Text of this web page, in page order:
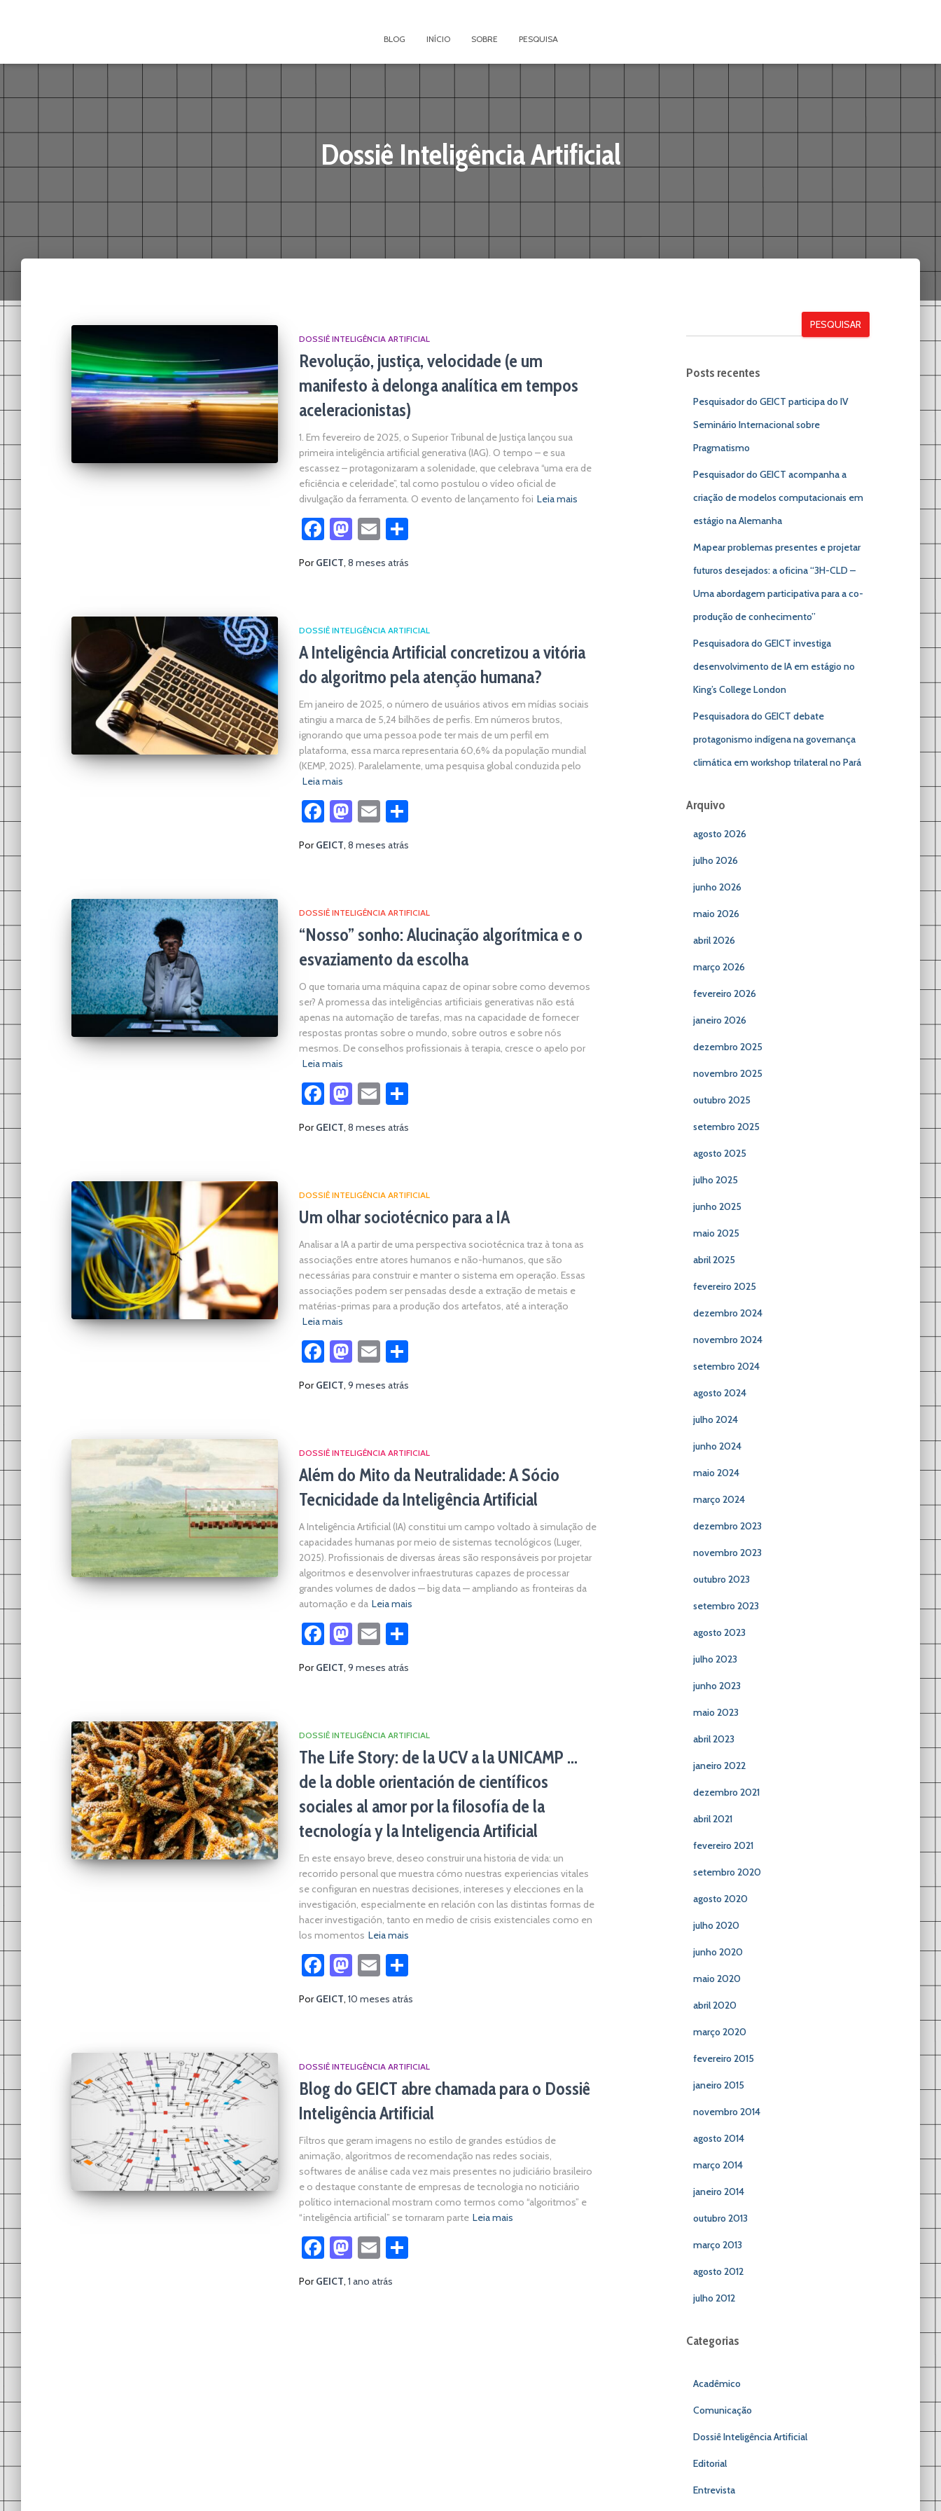
BLOG INÍCIO SOBRE PESQUISA
Dossiê Inteligência Artificial
DOSSIÊ INTELIGÊNCIA ARTIFICIAL
Revolução, justiça, velocidade (e um
manifesto à delonga analítica em tempos
aceleracionistas)
1. Em fevereiro de 2025, o Superior Tribunal de Justiça lançou sua
primeira inteligência artificial generativa (IAG). O tempo – e sua
escassez – protagonizaram a solenidade, que celebrava “uma era de
eficiência e celeridade”, tal como postulou o vídeo oficial de
divulgação da ferramenta. O evento de lançamento foi Leia mais
Facebook
Mastodon
Email
PorGEICT, 8 meses atrás
DOSSIÊ INTELIGÊNCIA ARTIFICIAL
A Inteligência Artificial concretizou a vitória
do algoritmo pela atenção humana?
Em janeiro de 2025, o número de usuários ativos em mídias sociais
atingiu a marca de 5,24 bilhões de perfis. Em números brutos,
ignorando que uma pessoa pode ter mais de um perfil em
plataforma, essa marca representaria 60,6% da população mundial
(KEMP, 2025). Paralelamente, uma pesquisa global conduzida pelo
Leia mais
Facebook
Mastodon
Email
PorGEICT, 8 meses atrás
DOSSIÊ INTELIGÊNCIA ARTIFICIAL
“Nosso” sonho: Alucinação algorítmica e o
esvaziamento da escolha
O que tornaria uma máquina capaz de opinar sobre como devemos
ser? A promessa das inteligências artificiais generativas não está
apenas na automação de tarefas, mas na capacidade de fornecer
respostas prontas sobre o mundo, sobre outros e sobre nós
mesmos. De conselhos profissionais à terapia, cresce o apelo por
Leia mais
Facebook
Mastodon
Email
PorGEICT, 8 meses atrás
DOSSIÊ INTELIGÊNCIA ARTIFICIAL
Um olhar sociotécnico para a IA
Analisar a IA a partir de uma perspectiva sociotécnica traz à tona as
associações entre atores humanos e não-humanos, que são
necessárias para construir e manter o sistema em operação. Essas
associações podem ser pensadas desde a extração de metais e
matérias-primas para a produção dos artefatos, até a interação
Leia mais
Facebook
Mastodon
Email
PorGEICT, 9 meses atrás
DOSSIÊ INTELIGÊNCIA ARTIFICIAL
Além do Mito da Neutralidade: A Sócio
Tecnicidade da Inteligência Artificial
A Inteligência Artificial (IA) constitui um campo voltado à simulação de
capacidades humanas por meio de sistemas tecnológicos (Luger,
2025). Profissionais de diversas áreas são responsáveis por projetar
algoritmos e desenvolver infraestruturas capazes de processar
grandes volumes de dados — big data — ampliando as fronteiras da
automação e da Leia mais
Facebook
Mastodon
Email
PorGEICT, 9 meses atrás
DOSSIÊ INTELIGÊNCIA ARTIFICIAL
The Life Story: de la UCV a la UNICAMP …
de la doble orientación de científicos
sociales al amor por la filosofía de la
tecnología y la Inteligencia Artificial
En este ensayo breve, deseo construir una historia de vida: un
recorrido personal que muestra cómo nuestras experiencias vitales
se configuran en nuestras decisiones, intereses y elecciones en la
investigación, especialmente en relación con las distintas formas de
hacer investigación, tanto en medio de crisis existenciales como en
los momentos Leia mais
Facebook
Mastodon
Email
PorGEICT, 10 meses atrás
DOSSIÊ INTELIGÊNCIA ARTIFICIAL
Blog do GEICT abre chamada para o Dossiê
Inteligência Artificial
Filtros que geram imagens no estilo de grandes estúdios de
animação, algoritmos de recomendação nas redes sociais,
softwares de análise cada vez mais presentes no judiciário brasileiro
e o destaque constante de empresas de tecnologia no noticiário
político internacional mostram como termos como “algoritmos” e
“inteligência artificial” se tornaram parte Leia mais
Facebook
Mastodon
Email
PorGEICT, 1 ano atrás
PESQUISAR
Posts recentes
Pesquisador do GEICT participa do IV
Seminário Internacional sobre
Pragmatismo
Pesquisador do GEICT acompanha a
criação de modelos computacionais em
estágio na Alemanha
Mapear problemas presentes e projetar
futuros desejados: a oficina “3H-CLD –
Uma abordagem participativa para a co-
produção de conhecimento”
Pesquisadora do GEICT investiga
desenvolvimento de IA em estágio no
King’s College London
Pesquisadora do GEICT debate
protagonismo indígena na governança
climática em workshop trilateral no Pará
Arquivo
agosto 2026
julho 2026
junho 2026
maio 2026
abril 2026
março 2026
fevereiro 2026
janeiro 2026
dezembro 2025
novembro 2025
outubro 2025
setembro 2025
agosto 2025
julho 2025
junho 2025
maio 2025
abril 2025
fevereiro 2025
dezembro 2024
novembro 2024
setembro 2024
agosto 2024
julho 2024
junho 2024
maio 2024
março 2024
dezembro 2023
novembro 2023
outubro 2023
setembro 2023
agosto 2023
julho 2023
junho 2023
maio 2023
abril 2023
janeiro 2022
dezembro 2021
abril 2021
fevereiro 2021
setembro 2020
agosto 2020
julho 2020
junho 2020
maio 2020
abril 2020
março 2020
fevereiro 2015
janeiro 2015
novembro 2014
agosto 2014
março 2014
janeiro 2014
outubro 2013
março 2013
agosto 2012
julho 2012
Categorias
Acadêmico
Comunicação
Dossiê Inteligência Artificial
Editorial
Entrevista